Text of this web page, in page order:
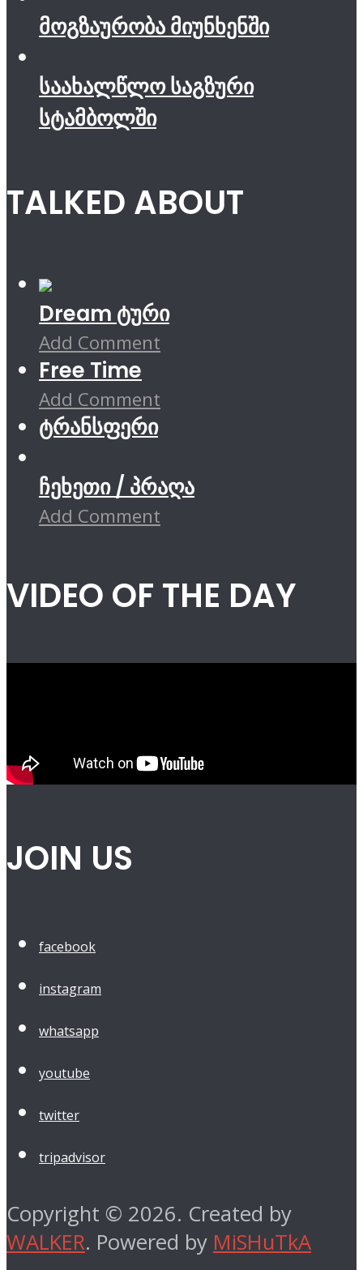
მოგზაურობა მიუნხენში
საახალწლო საგზური
სტამბოლში
TALKED ABOUT
Dream ტური
Add Comment
Free Time
Add Comment
ტრანსფერი
ჩეხეთი / პრაღა
Add Comment
VIDEO OF THE DAY
JOIN US
facebook
instagram
whatsapp
youtube
twitter
tripadvisor
Copyright © 2026. Created by
WALKER. Powered by MiSHuTkA